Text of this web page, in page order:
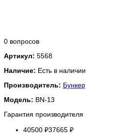
0 вопросов
Артикул: 5568
Наличие: Есть в наличии
Производитель: Бункер
Модель: BN-13
Гарантия производителя
40500 ₽37665 ₽